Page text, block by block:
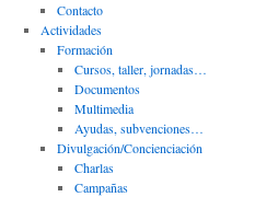
Contacto
Actividades
Formación
Cursos, taller, jornadas…
Documentos
Multimedia
Ayudas, subvenciones…
Divulgación/Concienciación
Charlas
Campañas